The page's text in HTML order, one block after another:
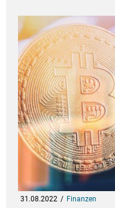
31.08.2022 Finanzen